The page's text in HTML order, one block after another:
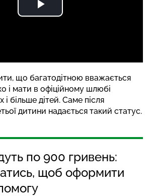
що багатодітною вважається
і мати в офіційному шлюбі
більше дітей. Саме після
дитини надається такий статус.
по 900 гривень:
щоб оформити